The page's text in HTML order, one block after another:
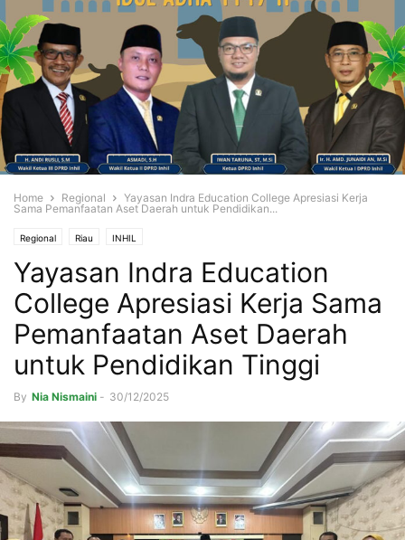
Home Regional
Yayasan Indra Education College Apresiasi Kerja
Sama Pemanfaatan Aset Daerah untuk Pendidikan...
Regional Riau INHIL
Yayasan Indra Education
College Apresiasi Kerja Sama
Pemanfaatan Aset Daerah
untuk Pendidikan Tinggi
By Nia Nismaini - 30/12/2025